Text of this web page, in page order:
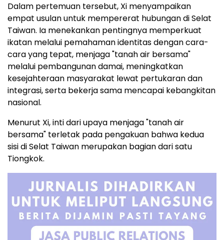
Dalam pertemuan tersebut, Xi menyampaikan
empat usulan untuk mempererat hubungan di Selat
Taiwan. Ia menekankan pentingnya memperkuat
ikatan melalui pemahaman identitas dengan cara-
cara yang tepat, menjaga "tanah air bersama"
melalui pembangunan damai, meningkatkan
kesejahteraan masyarakat lewat pertukaran dan
integrasi, serta bekerja sama mencapai kebangkitan
nasional.
Menurut Xi, inti dari upaya menjaga "tanah air
bersama" terletak pada pengakuan bahwa kedua
sisi di Selat Taiwan merupakan bagian dari satu
Tiongkok.